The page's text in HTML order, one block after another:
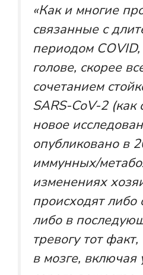
«Как и многие
связанные с
периодом
голове, скорее
сочетанием
SARS-CoV-2 (как
новое
опубликовано в
иммунных/
изменениях
происходят
либо в
тревогу тот
в мозге,